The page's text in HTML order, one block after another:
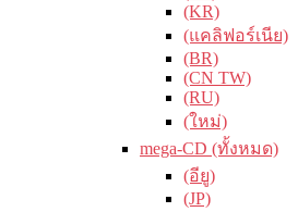
(KR)
(แคลิฟอร์เนีย)
(BR)
(CN TW)
(RU)
(ใหม่)
mega-CD (ทั้งหมด)
(อียู)
(JP)